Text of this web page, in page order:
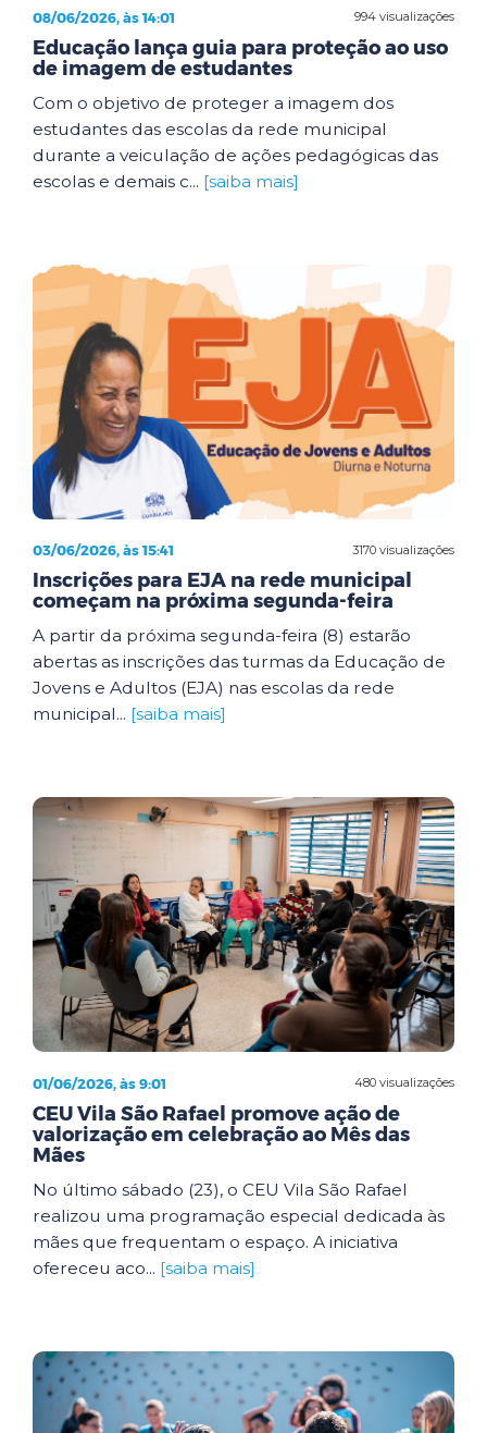
994 visualizações
08/06/2026, às 14:01
Educação lança guia para proteção ao uso
de imagem de estudantes
Com o objetivo de proteger a imagem dos
estudantes das escolas da rede municipal
durante a veiculação de ações pedagógicas das
escolas e demais c... [saiba mais]
3170 visualizações
03/06/2026, às 15:41
Inscrições para EJA na rede municipal
começam na próxima segunda-feira
A partir da próxima segunda-feira (8) estarão
abertas as inscrições das turmas da Educação de
Jovens e Adultos (EJA) nas escolas da rede
municipal... [saiba mais]
480 visualizações
01/06/2026, às 9:01
CEU Vila São Rafael promove ação de
valorização em celebração ao Mês das
Mães
No último sábado (23), o CEU Vila São Rafael
realizou uma programação especial dedicada às
mães que frequentam o espaço. A iniciativa
ofereceu aco... [saiba mais]